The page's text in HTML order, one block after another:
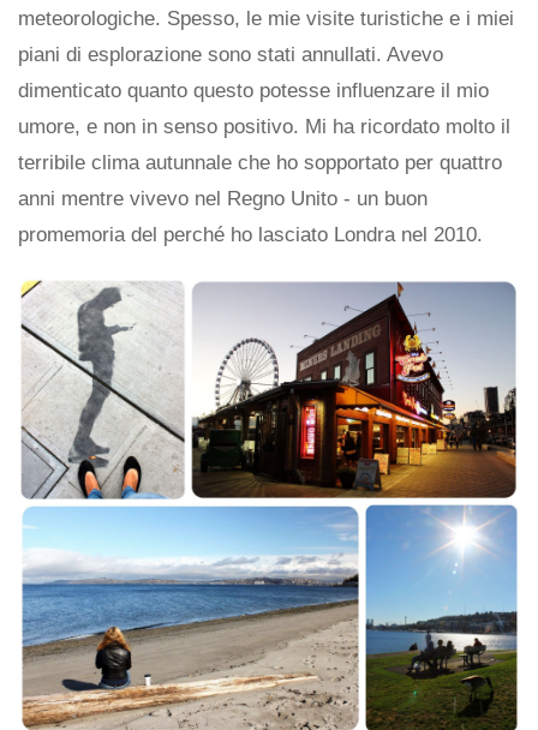
meteorologiche. Spesso, le mie visite turistiche e i miei
piani di esplorazione sono stati annullati. Avevo
dimenticato quanto questo potesse influenzare il mio
umore, e non in senso positivo. Mi ha ricordato molto il
terribile clima autunnale che ho sopportato per quattro
anni mentre vivevo nel Regno Unito - un buon
promemoria del perché ho lasciato Londra nel 2010.